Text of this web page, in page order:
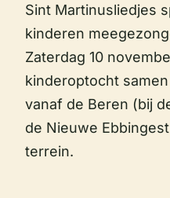
Sint Martinusliedjes
kinderen
Zaterdag 10
kinderoptocht
vanaf de Beren (bij
de Nieuwe
terrein.